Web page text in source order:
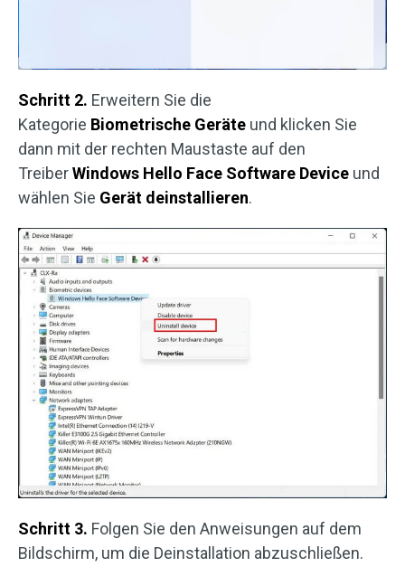
Schritt 2. Erweitern Sie die
Kategorie Biometrische Geräte und klicken Sie
dann mit der rechten Maustaste auf den
TreiberWindows Hello Face Software Device und
wählen Sie Gerät deinstallieren.
Schritt 3. Folgen Sie den Anweisungen auf dem
Bildschirm, um die Deinstallation abzuschließen.